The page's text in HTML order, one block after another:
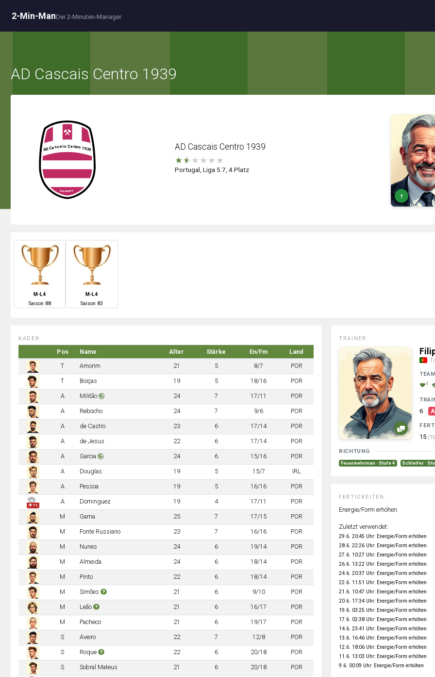
2-Min-ManDer 2-Minuten-Manager
AD Cascais Centro 1939
AD Cascais Centro 1939
★★ ★ ★ ★ ★
Portugal, Liga 5.7, 4.Platz
↑
M-L4
Saison 88
M-L4
Saison 83
KADER:
Pos Name Alter Stärke En/Fm
Land
T
Amorim 21 5 8/7 POR
T Boiças 19 5 18/16 POR
A Militão 24 7 17/11 POR
A Rebocho 24 7 9/6 POR
A de Castro 23 6 17/14 POR
A de Jesus 22 6 17/14 POR
A Garcia 24 6 15/16 POR
A Douglas 19 5 15/7 IRL
A Pessoa 19 5 16/16 POR
✚ 11
A Dominguez 19 4 17/11 POR
M Gama 25 7 17/15 POR
M Fonte Russiano 23 7 16/16 POR
M Nunes 24 6 19/14 POR
M Almeida 24 6 18/14 POR
M Pinto 22 6 18/14 POR
M Simões 21 6 9/10 POR
M Leão 21 6 16/17 POR
M Pacheco 21 6 19/17 POR
S Aveiro 22 7 12/8 POR
S Roque 22 6 20/18 POR
S Sobral Mateus 21 6 20/18 POR
TRAINER:
4
6
15
RICHTUNG
Feuerwehrman · Stufe 4 Schleifer ·
FERTIGKEITEN:
Energie/Form erhöhen:
Zuletzt verwendet:
29.6. 20:45 Uhr: Energie/Form erhöhen
28.6. 22:26 Uhr: Energie/Form erhöhen
27.6. 10:27 Uhr: Energie/Form erhöhen
26.6. 13:22 Uhr: Energie/Form erhöhen
24.6. 20:37 Uhr: Energie/Form erhöhen
22.6. 11:51 Uhr: Energie/Form erhöhen
21.6. 10:47 Uhr: Energie/Form erhöhen
20.6. 17:34 Uhr: Energie/Form erhöhen
19.6. 03:25 Uhr: Energie/Form erhöhen
17.6. 02:38 Uhr: Energie/Form erhöhen
14.6. 23:41 Uhr: Energie/Form erhöhen
13.6. 16:46 Uhr: Energie/Form erhöhen
12.6. 18:06 Uhr: Energie/Form erhöhen
11.6. 13:03 Uhr: Energie/Form erhöhen
9.6. 00:09 Uhr: Energie/Form erhöhen